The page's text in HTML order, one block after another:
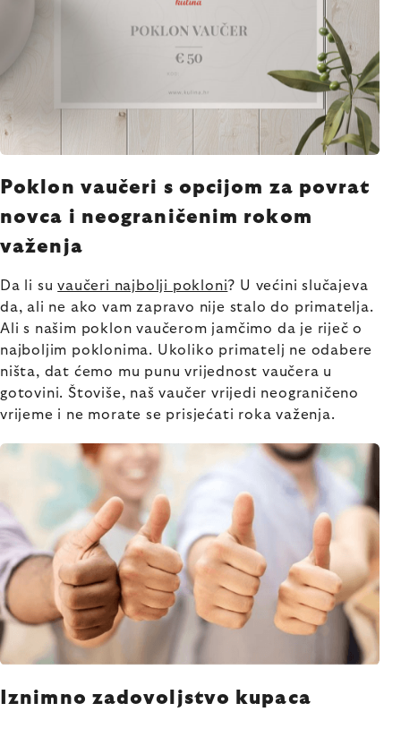
Poklon vaučeri s opcijom za povrat
novca i neograničenim rokom
važenja
Da li suvaučeri najbolji pokloni? U većini slučajeva
da, ali ne ako vam zapravo nije stalo do primatelja.
Ali s našim poklon vaučerom jamčimo da je riječ o
najboljim poklonima. Ukoliko primatelj ne odabere
ništa, dat ćemo mu punu vrijednost vaučera u
gotovini. Štoviše, naš vaučer vrijedi neograničeno
vrijeme i ne morate se prisjećati roka važenja.
Iznimno zadovoljstvo kupaca